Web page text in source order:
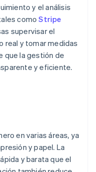
y el análisis
comoStripe
supervisar el
real y tomar medidas
que la gestión de
y eficiente.
en varias áreas, ya
y papel. La
y barata que el